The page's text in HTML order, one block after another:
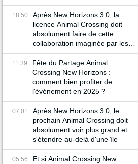
18:50
Après New Horizons 3.0, la
licence Animal Crossing doit
absolument faire de cette
collaboration imaginée par les
fans une réalité
11:39
Fête du Partage Animal
Crossing New Horizons :
comment bien profiter de
l'événement en 2025 ?
07:01
Après New Horizons 3.0, le
prochain Animal Crossing doit
absolument voir plus grand et
s'étendre au-delà d'une île
05:56
Et si Animal Crossing New